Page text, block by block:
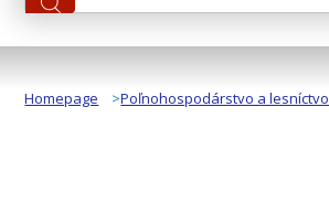
Homepage Poľnohospodárstvo a lesníctvo